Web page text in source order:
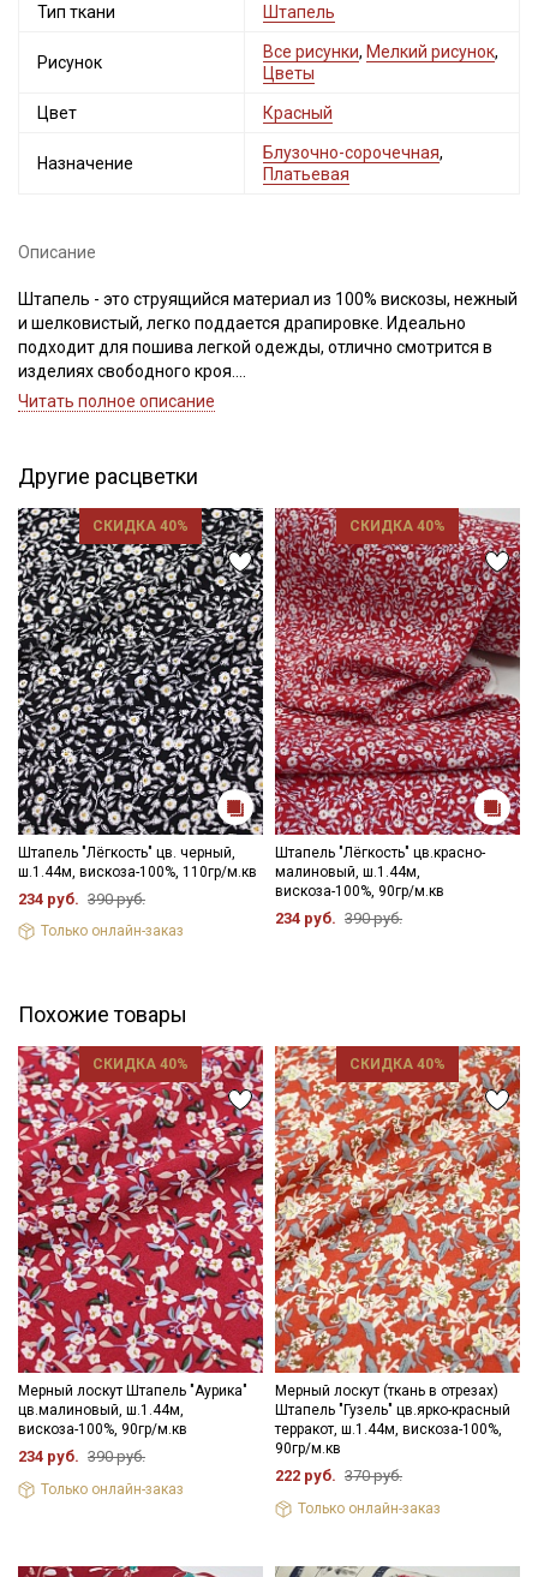
Тип ткани Штапель
Рисунок
Все рисунки, Мелкий рисунок,
Цветы
Цвет Красный
Назначение
Блузочно-сорочечная,
Платьевая
Описание
Штапель - это струящийся материал из 100% вискозы, нежный
и шелковистый, легко поддается драпировке. Идеально
подходит для пошива легкой одежды, отлично смотрится в
изделиях свободного кроя.
Светлые и однотонные расцветки просвечивают и имеют
прополосните отрез в воде до прозрачной воды при t
дальнейших стирок, но не выше 40С, подсушите в один слой и
слегка влажную ткань прогладьте теплым утюгом, с
изнаночной стороны.
Край ткани склонен к осыпанию, рекомендуем увеличить
припуски на швы и использовать иглы и нитки для легких
видов ткани.
Уход:
- стирка до 30C режим "ручной стирки"
- запрещены отбеливатели
- сушить в подвешенном и расправленном состоянии
- гладить на низкой температуре (с изнанки).
Цветопередача может отличаться от оригинального цвета
ткани в зависимости от настроек вашего монитора и в
зависимости от партии.
Читать полное описание
Другие расцветки
СКИДКА 40%
Штапель "Лёгкость" цв. черный,
ш.1.44м, вискоза-100%, 110гр/м.кв
234 руб. 390 руб.
Только онлайн-заказ
СКИДКА 40%
Штапель "Лёгкость" цв.красно-
малиновый, ш.1.44м,
вискоза-100%, 90гр/м.кв
234 руб. 390 руб.
Похожие товары
СКИДКА 40%
Мерный лоскут Штапель "Аурика"
цв.малиновый, ш.1.44м,
вискоза-100%, 90гр/м.кв
234 руб. 390 руб.
Только онлайн-заказ
СКИДКА 40%
Мерный лоскут (ткань в отрезах)
Штапель "Гузель" цв.ярко-красный
терракот, ш.1.44м, вискоза-100%,
90гр/м.кв
222 руб. 370 руб.
Только онлайн-заказ
Секретная рассылка от Купава
Мы публикуем здесь дополнительные